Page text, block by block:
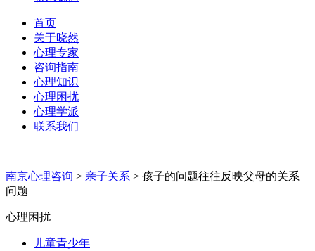
首页
关于晓然
心理专家
咨询指南
心理知识
心理困扰
心理学派
联系我们
南京心理咨询 > 亲子关系 > 孩子的问题往往反映父母的关系
问题
心理困扰
儿童青少年